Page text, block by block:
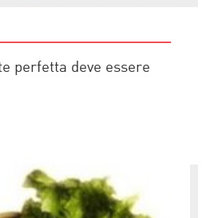
perfetta deve essere